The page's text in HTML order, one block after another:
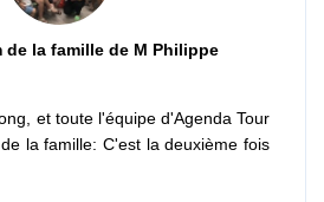
de la famille de M Philippe
et toute l'équipe d'Agenda Tour
la famille: C'est la deuxième fois